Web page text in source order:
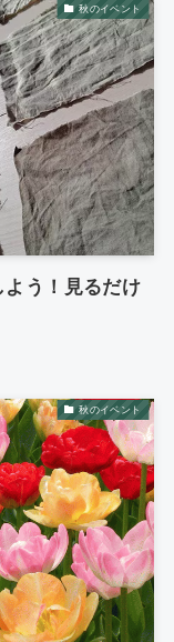
秋のイベント
う！見るだけ
秋のイベント